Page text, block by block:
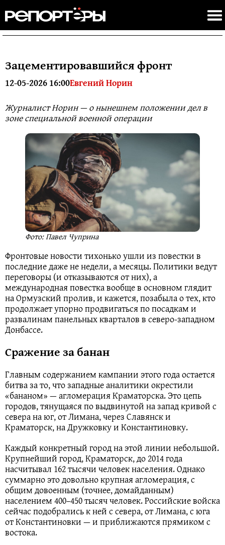
Зацементировавшийся фронт
12-05-2026 16:00Евгений Норин
Журналист Норин — о нынешнем положении дел в
зоне специальной военной операции
Фото: Павел Чуприна
Фронтовые новости тихонько ушли из повестки в
последние даже не недели, а месяцы. Политики ведут
переговоры (и отказываются от них), а
международная повестка вообще в основном глядит
на Ормузский пролив, и кажется, позабыла о тех, кто
продолжает упорно продвигаться по посадкам и
развалинам панельных кварталов в северо-западном
Донбассе.
Сражение за банан
Главным содержанием кампании этого года остается
битва за то, что западные аналитики окрестили
«бананом» — агломерация Краматорска. Это цепь
городов, тянущаяся по выдвинутой на запад кривой с
севера на юг, от Лимана, через Славянск и
Краматорск, на Дружковку и Константиновку.
Каждый конкретный город на этой линии небольшой.
Крупнейший город, Краматорск, до 2014 года
насчитывал 162 тысячи человек населения. Однако
суммарно это довольно крупная агломерация, с
общим довоенным (точнее, домайданным)
населением 400–450 тысяч человек. Российские войска
сейчас подобрались к ней с севера, от Лимана, с юга
от Константиновки — и приближаются прямиком с
востока.